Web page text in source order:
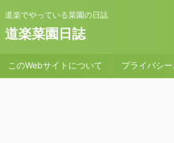
道楽でやっている菜園の日誌
道楽菜園日誌
このWebサイトについて プライバシ